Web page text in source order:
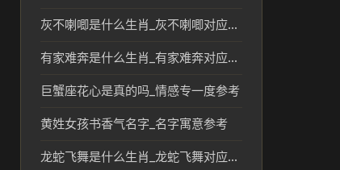
灰不喇唧是什么生肖_灰不喇唧对应的生肖及文化含义分析
有家难奔是什么生肖_有家难奔对应的生肖及文化解读
巨蟹座花心是真的吗_情感专一度参考
黄姓女孩书香气名字_名字寓意参考
龙蛇飞舞是什么生肖_龙蛇飞舞对应的生肖文化解读